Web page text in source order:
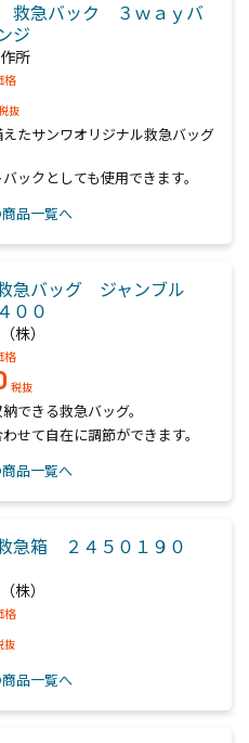
救急バック ３ｗａｙバ
ジ
所
格
抜
たサンワオリジナル救急バッグ
ックとしても使用できます。
品一覧へ
急バッグ ジャンブル
００
株）
格
税抜
できる救急バッグ。
せて自在に調節ができます。
品一覧へ
急箱 ２４５０１９０
株）
格
抜
品一覧へ